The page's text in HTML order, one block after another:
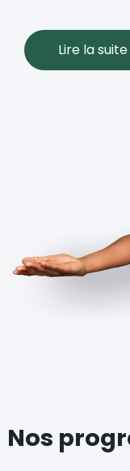
Lire la suite
Nos